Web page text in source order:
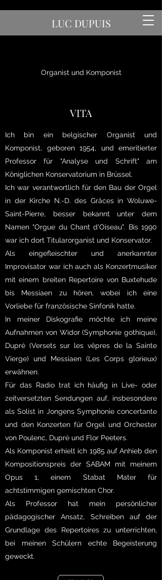
Organist und Komponist
LUC DUPUIS
VITA
Ich bin ein belgischer Organist und
Komponist, geboren 1954, und emeritierter
Professor für "Analyse und Schrift" am
Königlichen Konservatorium in Brüssel.
Ich war verantwortlich für den Bau der Orgel
in der Kirche N.-D. des Grâces in Woluwe-
Saint-Pierre, besser bekannt unter dem
Namen "Orgue du Chant d'Oiseau". Bis 1990
war ich dort Titularorganist und Konservator.
Als eingefleischter und anerkannter
Improvisator war ich auch als Konzertmusiker
mit einem breiten Repertoire von Buxtehude
bis Messiaen zu hören, wobei ich eine
Vorliebe für französische Sinfonik hatte.
In meiner Diskografie möchte ich meine
Aufnahmen von Widor (Symphonie gothique),
Dupré (Versets sur les vêpres de la Sainte
Vierge) und Messiaen (Les Corps glorieux)
erwähnen.
Für das Radio trat ich häufig in Live- oder
zeitversetzten Sendungen auf, insbesondere
als Solist in Jongens Symphonie concertante
und den Konzerten für Orgel und Orchester
von Poulenc, Dupré und Flor Peeters.
Als Komponist erhielt ich 1985 auf Anhieb den
Kompositionspreis der SABAM mit meinem
Opus 1, einem Stabat Mater für
achtstimmigen gemischten Chor.
Als Professor hat mein persönlicher
pädagogischer Ansatz, Schreiben auf der
Grundlage des Repertoires zu unterrichten,
bei meinen Schülern echte Begeisterung
geweckt.